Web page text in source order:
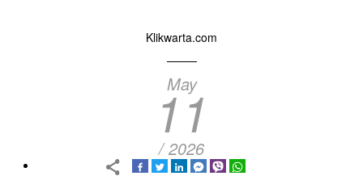
Klikwarta.com
May
11
/ 2026